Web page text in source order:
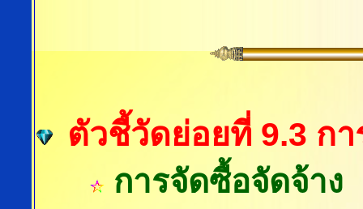
ตัวชี้วัดย่อยที่ 9.3 ก
การจัดซื้อจัดจ้าง